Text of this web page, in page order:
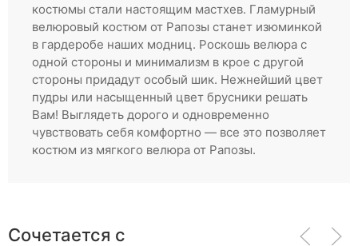
Партнерам
Регистрация
костюмы стали настоящим мастхев. Гламурный
велюровый костюм от Рапозы станет изюминкой
в гардеробе наших модниц. Роскошь велюра с
одной стороны и минимализм в крое с другой
стороны придадут особый шик. Нежнейший цвет
пудры или насыщенный цвет брусники решать
Вам! Выглядеть дорого и одновременно
чувствовать себя комфортно — все это позволяет
костюм из мягкого велюра от Рапозы.
Сочетается с